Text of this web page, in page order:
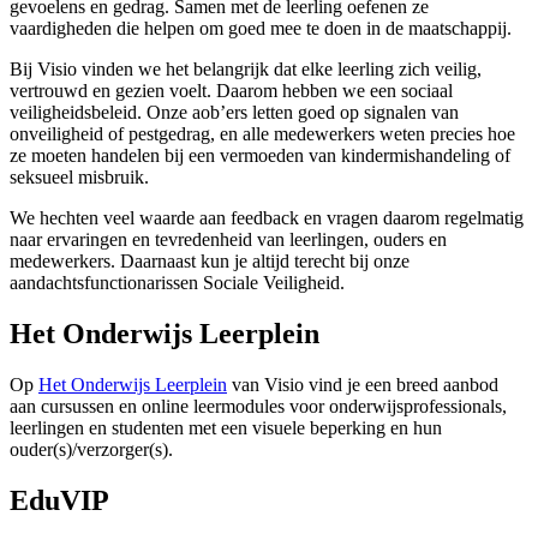
gevoelens en gedrag. Samen met de leerling oefenen ze
vaardigheden die helpen om goed mee te doen in de maatschappij.
Bij Visio vinden we het belangrijk dat elke leerling zich veilig,
vertrouwd en gezien voelt. Daarom hebben we een sociaal
veiligheidsbeleid. Onze aob’ers letten goed op signalen van
onveiligheid of pestgedrag, en alle medewerkers weten precies hoe
ze moeten handelen bij een vermoeden van kindermishandeling of
seksueel misbruik.
We hechten veel waarde aan feedback en vragen daarom regelmatig
naar ervaringen en tevredenheid van leerlingen, ouders en
medewerkers. Daarnaast kun je altijd terecht bij onze
aandachtsfunctionarissen Sociale Veiligheid.
Het Onderwijs Leerplein
Op Het Onderwijs Leerplein van Visio vind je een breed aanbod
aan cursussen en online leermodules voor onderwijsprofessionals,
leerlingen en studenten met een visuele beperking en hun
ouder(s)/verzorger(s).
EduVIP